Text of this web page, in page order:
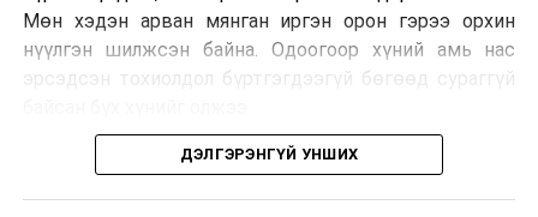
Мөн хэдэн арван мянган иргэн орон гэрээ орхин
нүүлгэн шилжсэн байна. Одоогоор хүний амь нас
эрсэдсэн тохиолдол бүртгэгдээгүй бөгөөд сураггүй
Албаныхны мэдээлснээр түймрийн нэг голомтыг
ДЭЛГЭРЭНГҮЙ УНШИХ